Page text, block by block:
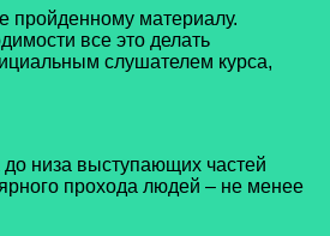
материалу.
все это делать
слушателем курса,
низа выступающих частей
прохода людей – не менее